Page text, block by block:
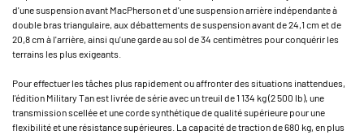
d'une suspension avant MacPherson et d'une suspension arrière indépendante à
double bras triangulaire, aux débattements de suspension avant de 24,1 cm et de
20,8 cm à l'arrière, ainsi qu'une garde au sol de 34 centimètres pour conquérir les
terrains les plus exigeants.
Pour effectuer les tâches plus rapidement ou affronter des situations inattendues,
l'édition Military Tan est livrée de série avec un treuil de 1 134 kg (2 500 lb), une
transmission scellée et une corde synthétique de qualité supérieure pour une
flexibilité et une résistance supérieures. La capacité de traction de 680 kg, en plus